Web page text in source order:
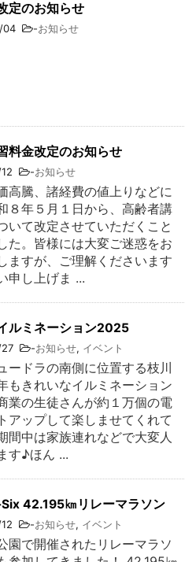
定のお知らせ
04 -お知らせ
料金改定のお知らせ
-お知らせ
高騰、諸経費の値上りなどに
８年５月１日から、高齢者講
いて改定させていただくこと
た。皆様には大変ご迷惑をお
ますが、ご理解くださいます
申し上げま ...
ルミネーション2025
-お知らせ, イベント
ードラの南側に位置する枝川
もきれいなイルミネーション
業の生徒さんが約１万個の電
アップして楽しませてくれて
間中は家族連れなどで大変人
す♪ほん ...
42.195㎞リレーマラソン
-お知らせ, イベント
園で開催されたリレーマラソ